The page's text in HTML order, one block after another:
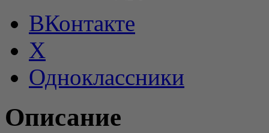
ВКонтакте
X
Одноклассники
Описание